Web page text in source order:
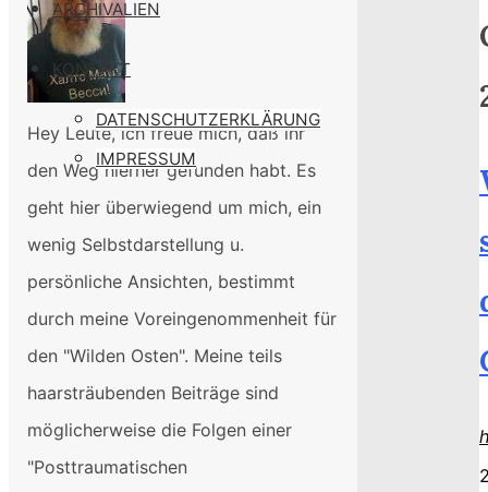
ARCHIVALIEN
KONTAKT
DATENSCHUTZERKLÄRUNG
IMPRESSUM
Hey Leute, ich freue mich, daß ihr
den Weg hierher gefunden habt. Es
geht hier überwiegend um mich, ein
wenig Selbstdarstellung u.
persönliche Ansichten, bestimmt
durch meine Voreingenommenheit für
den "Wilden Osten". Meine teils
haarsträubenden Beiträge sind
möglicherweise die Folgen einer
"Posttraumatischen